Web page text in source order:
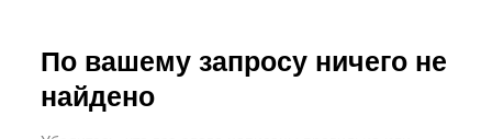
По вашему запросу ничего не
найдено